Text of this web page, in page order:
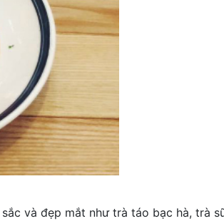
và đẹp mắt như trà táo bạc hà, trà